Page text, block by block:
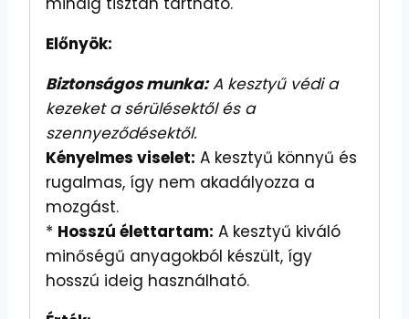
Előnyök:
Biztonságos munka:A kesztyű védi a
kezeket a sérülésektől és a
szennyeződésektől.
Kényelmes viselet: A kesztyű könnyű és
rugalmas, így nem akadályozza a
mozgást.
* Hosszú élettartam: A kesztyű kiváló
minőségű anyagokból készült, így
hosszú ideig használható.